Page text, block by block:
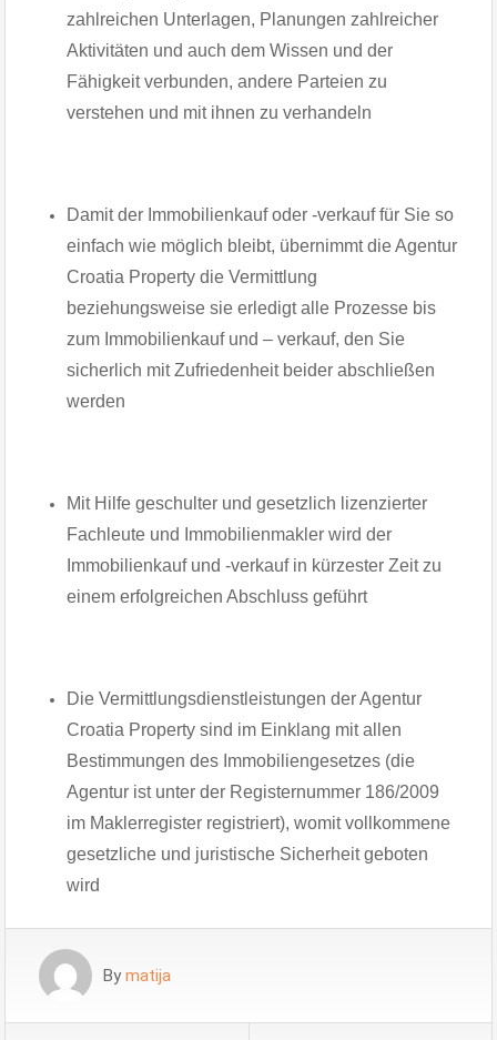
zahlreichen Unterlagen, Planungen zahlreicher
Aktivitäten und auch dem Wissen und der
Fähigkeit verbunden, andere Parteien zu
verstehen und mit ihnen zu verhandeln
Damit der Immobilienkauf oder -verkauf für Sie so
einfach wie möglich bleibt, übernimmt die Agentur
Croatia Property die Vermittlung
beziehungsweise sie erledigt alle Prozesse bis
zum Immobilienkauf und – verkauf, den Sie
sicherlich mit Zufriedenheit beider abschließen
werden
Mit Hilfe geschulter und gesetzlich lizenzierter
Fachleute und Immobilienmakler wird der
Immobilienkauf und -verkauf in kürzester Zeit zu
einem erfolgreichen Abschluss geführt
Die Vermittlungsdienstleistungen der Agentur
Croatia Property sind im Einklang mit allen
Bestimmungen des Immobiliengesetzes (die
Agentur ist unter der Registernummer 186/2009
im Maklerregister registriert), womit vollkommene
gesetzliche und juristische Sicherheit geboten
wird
By matija